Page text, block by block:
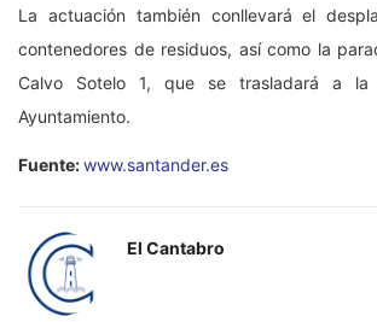
La actuación también conllevará el
contenedores de residuos, así como la
Calvo Sotelo 1, que se trasladará a
Ayuntamiento.
Fuente:www.santander.es
El Cantabro